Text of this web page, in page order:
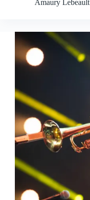
Amaury Lebeault